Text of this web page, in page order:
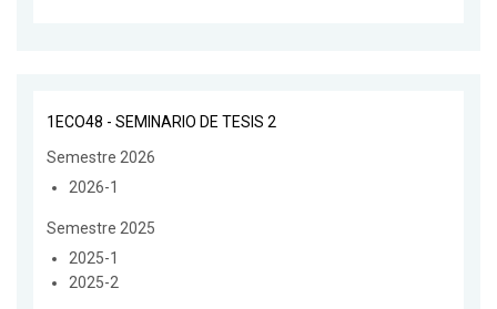
1ECO48 - SEMINARIO DE TESIS 2
Semestre 2026
2026-1
Semestre 2025
2025-1
2025-2